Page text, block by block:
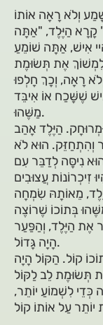
קָרָא הַיֶּלֶד, "אַתָּה
לִמְשׁוֹךְ אֶת תְּשׂוּמֶת
רָאָה, וְכָךְ חָלְפוּ
שֶׁשָּׁכַח אוֹ אִיבֵּד
מַשֶּׁהוּ.
וּמְרוּחָק. הַיֶּלֶד אָהַב
וְהִתְחַזֵּק. הוּא לֹא
נִיסָּה לְדַבֵּר עִם
זִיכְרוֹנוֹת עֲצוּבִים
בְּתוֹכוֹ שֶׁרוֹצֶה
אֶת הַיֶּלֶד, וְהַפַּעַר
הָיָה גָּדוֹל.
קוֹל. הַקּוֹל הָיָה
תְּשׂוּמֶת לֵב לַקּוֹל
כְּדֵי לִשְׁמוֹעַ יוֹתֵר,